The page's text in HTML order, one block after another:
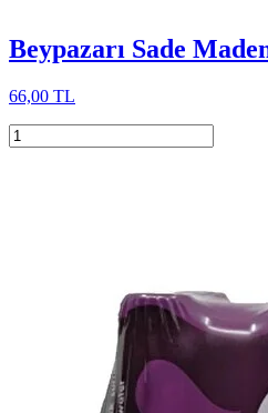
Beypazarı Sade
66,00 TL